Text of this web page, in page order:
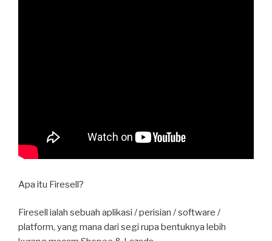
Apa itu Firesell?
Firesell ialah sebuah aplikasi / perisian / software /
platform, yang mana dari segi rupa bentuknya lebih